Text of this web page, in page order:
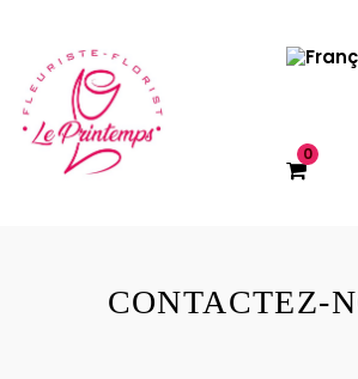
0
CONTACTEZ-